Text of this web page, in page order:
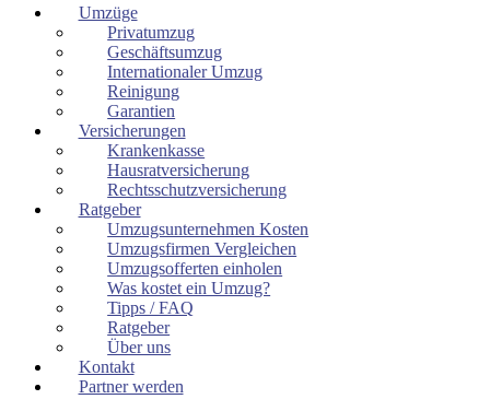
Umzüge
Privatumzug
Geschäftsumzug
Internationaler Umzug
Reinigung
Garantien
Versicherungen
Krankenkasse
Hausratversicherung
Rechtsschutzversicherung
Ratgeber
Umzugsunternehmen Kosten
Umzugsfirmen Vergleichen
Umzugsofferten einholen
Was kostet ein Umzug?
Tipps / FAQ
Ratgeber
Über uns
Kontakt
Partner werden